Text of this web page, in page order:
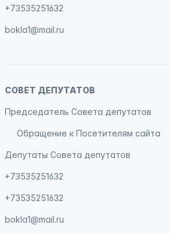
+73535251632
bokla1@mail.ru
СОВЕТ ДЕПУТАТОВ
Председатель Совета депутатов
Обращение к Посетителям сайта
Депутаты Совета депутатов
+73535251632
+73535251632
bokla1@mail.ru